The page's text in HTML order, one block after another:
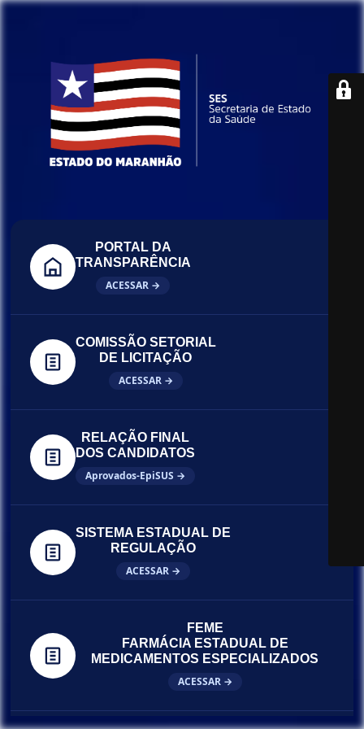
PORTAL DA
TRANSPARÊNCIA
ACESSAR →
COMISSÃO SETORIAL
DE LICITAÇÃO
ACESSAR →
RELAÇÃO FINAL
DOS CANDIDATOS
Aprovados-EpiSUS →
SISTEMA ESTADUAL DE
REGULAÇÃO
ACESSAR →
FEME
FARMÁCIA ESTADUAL DE
MEDICAMENTOS ESPECIALIZADOS
ACESSAR →